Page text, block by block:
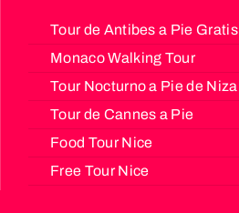
Tour de Antibes a Pie Gratis
Monaco Walking Tour
Tour Nocturno a Pie de Niza
Tour de Cannes a Pie
Food Tour Nice
Free Tour Nice